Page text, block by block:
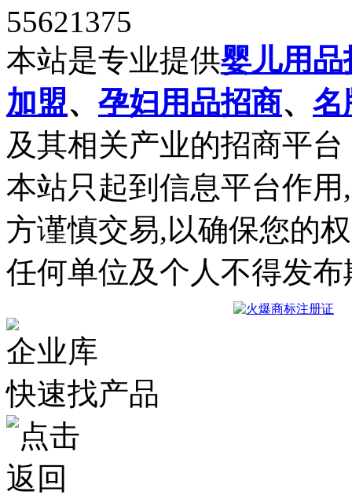
55621375
本站是专业提供婴儿用品
加盟、 孕妇用品招商、 名
及其相关产业的招商平台
本站只起到信息平台作
方谨慎交易,以确保您的
任何单位及个人不得发
企业库
快速找产品